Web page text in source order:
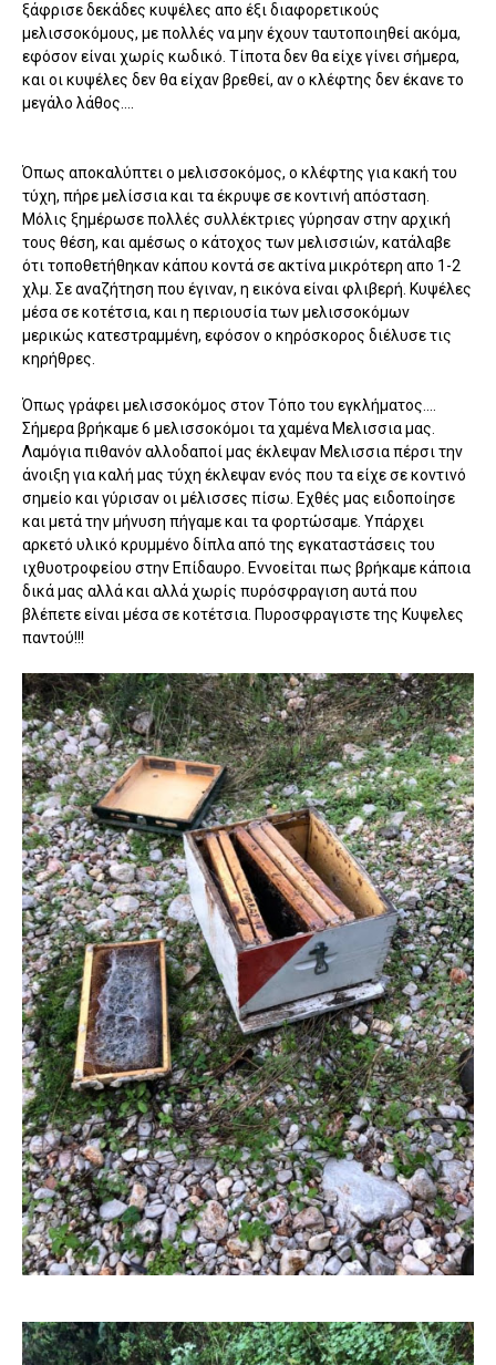
ξάφρισε δεκάδες κυψέλες απο έξι διαφορετικούς
μελισσοκόμους, με πολλές να μην έχουν ταυτοποιηθεί ακόμα,
εφόσον είναι χωρίς κωδικό. Τίποτα δεν θα είχε γίνει σήμερα,
και οι κυψέλες δεν θα είχαν βρεθεί, αν ο κλέφτης δεν έκανε το
μεγάλο λάθος....
Όπως αποκαλύπτει ο μελισσοκόμος, ο κλέφτης για κακή του
τύχη, πήρε μελίσσια και τα έκρυψε σε κοντινή απόσταση.
Μόλις ξημέρωσε πολλές συλλέκτριες γύρησαν στην αρχική
τους θέση, και αμέσως ο κάτοχος των μελισσιών, κατάλαβε
ότι τοποθετήθηκαν κάπου κοντά σε ακτίνα μικρότερη απο 1-2
χλμ. Σε αναζήτηση που έγιναν, η εικόνα είναι φλιβερή. Κυψέλες
μέσα σε κοτέτσια, και η περιουσία των μελισσοκόμων
μερικώς κατεστραμμένη, εφόσον ο κηρόσκορος διέλυσε τις
κηρήθρες.
Όπως γράφει μελισσοκόμος στον Τόπο του εγκλήματος....
Σήμερα βρήκαμε 6 μελισσοκόμοι τα χαμένα Μελισσια μας.
Λαμόγια πιθανόν αλλοδαποί μας έκλεψαν Μελισσια πέρσι την
άνοιξη για καλή μας τύχη έκλεψαν ενός που τα είχε σε κοντινό
σημείο και γύρισαν οι μέλισσες πίσω. Εχθές μας ειδοποίησε
και μετά την μήνυση πήγαμε και τα φορτώσαμε. Υπάρχει
αρκετό υλικό κρυμμένο δίπλα από της εγκαταστάσεις του
ιχθυοτροφείου στην Επίδαυρο. Εννοείται πως βρήκαμε κάποια
δικά μας αλλά και αλλά χωρίς πυρόσφραγιση αυτά που
βλέπετε είναι μέσα σε κοτέτσια. Πυροσφραγιστε της Κυψελες
παντού!!!